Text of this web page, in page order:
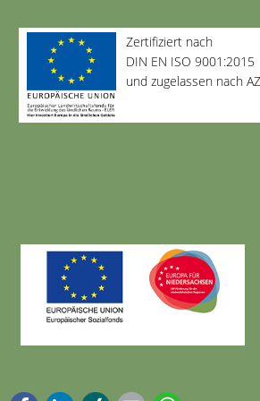
Zertifiziert nach
DIN EN ISO 9001:2015
und zugelassen nach